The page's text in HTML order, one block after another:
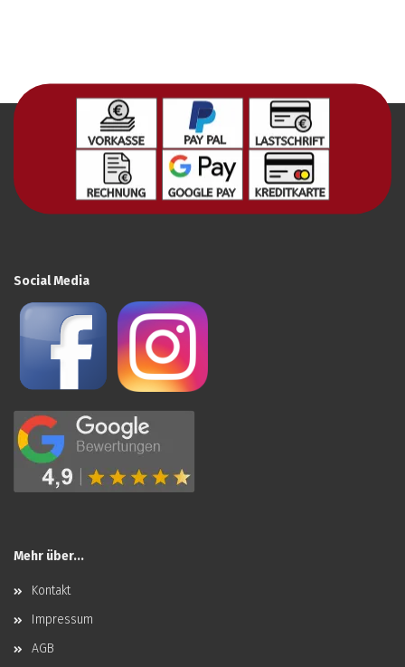
Social Media
Mehr über...
Kontakt
Impressum
AGB